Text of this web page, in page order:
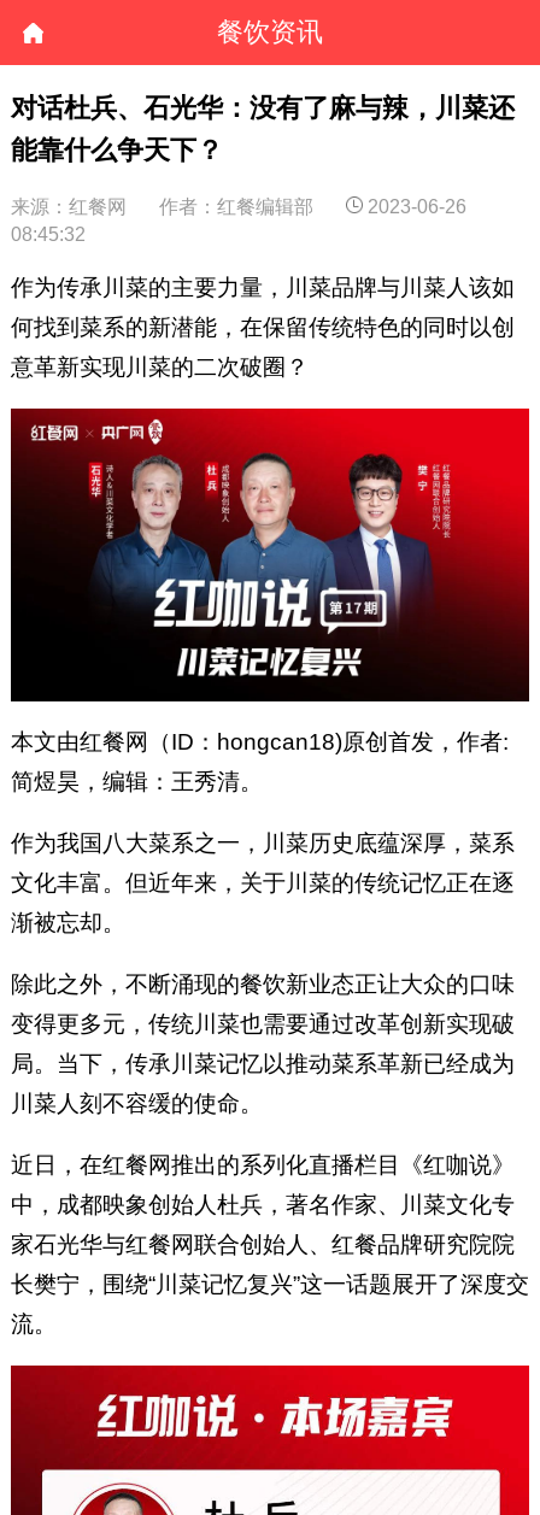
餐饮资讯
对话杜兵、石光华：没有了麻与辣，川菜还
能靠什么争天下？
来源：红餐网 作者：红餐编辑部
2023-06-26
08:45:32
作为传承川菜的主要力量，川菜品牌与川菜人该如
何找到菜系的新潜能，在保留传统特色的同时以创
意革新实现川菜的二次破圈？
本文由红餐网（ID：hongcan18)原创首发，作者:
简煜昊，编辑：王秀清。
作为我国八大菜系之一，川菜历史底蕴深厚，菜系
文化丰富。但近年来，关于川菜的传统记忆正在逐
渐被忘却。
除此之外，不断涌现的餐饮新业态正让大众的口味
变得更多元，传统川菜也需要通过改革创新实现破
局。当下，传承川菜记忆以推动菜系革新已经成为
川菜人刻不容缓的使命。
近日，在红餐网推出的系列化直播栏目《红咖说》
中，成都映象创始人杜兵，著名作家、川菜文化专
家石光华与红餐网联合创始人、红餐品牌研究院院
长樊宁，围绕“川菜记忆复兴”这一话题展开了深度交
流。